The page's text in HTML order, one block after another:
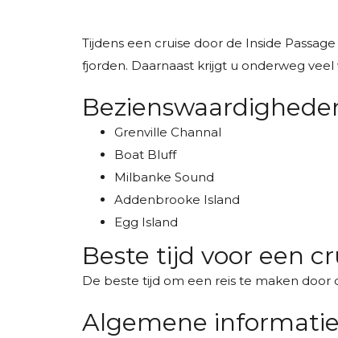
Tijdens een cruise door de Inside
fjorden. Daarnaast krijgt u onderweg
Grenville Channal
Boat Bluff
Milbanke Sound
Addenbrooke Island
Egg Island
Beste tijd voor een
De beste tijd om een reis te maken door
Algemene